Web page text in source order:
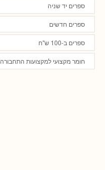
ספרים יד שניה
ספרים חדשים
ספרים ב-100 ש"ח
חומר מקצועי למקצועות התחבורה